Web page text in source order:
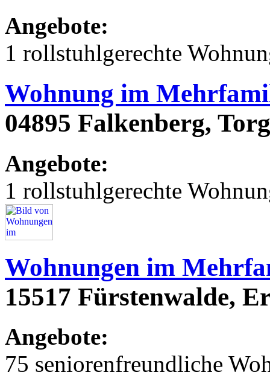
Angebote:
1 rollstuhlgerechte
Wohnung im
04895 Falkenberg,
Angebote:
1 rollstuhlgerechte
Wohnungen im
15517 Fürstenwalde,
Angebote:
75 seniorenfreundliche